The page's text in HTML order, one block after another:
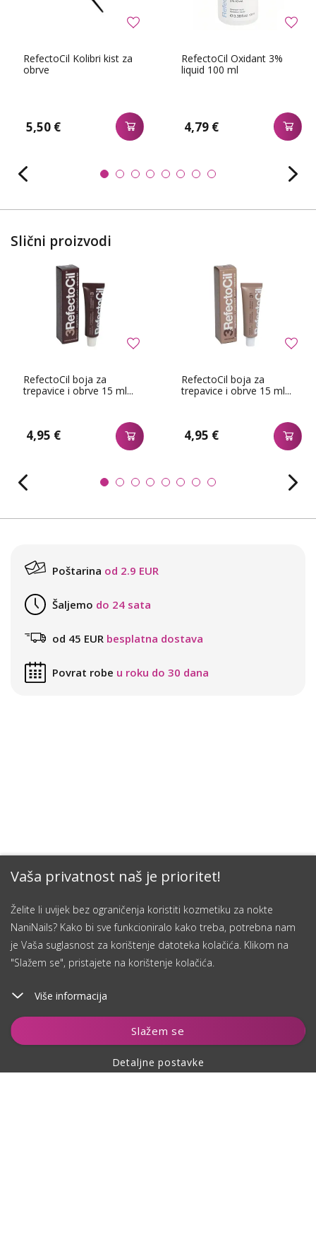
Vaša privatnost naš je prioritet!
Želite li uvijek bez ograničenja koristiti kozmetiku za nokte
NaniNails? Kako bi sve funkcioniralo kako treba, potrebna nam
je Vaša suglasnost za korištenje datoteka kolačića. Klikom na
"Slažem se", pristajete na korištenje kolačića.
Više informacija
Slažem se
Detaljne postavke
Dodaj u košaricu
RefectoCil Kolibri kist za
obrve
5,50 €
RefectoCil Oxidant 3%
liquid 100 ml
4,79 €
Slični proizvodi
RefectoCil boja za
trepavice i obrve 15 ml...
4,95 €
RefectoCil boja za
trepavice i obrve 15 ml...
4,95 €
Poštarina od 2.9 EUR
Šaljemo do 24 sata
od 45 EUR besplatna dostava
Povrat robe u roku do 30 dana